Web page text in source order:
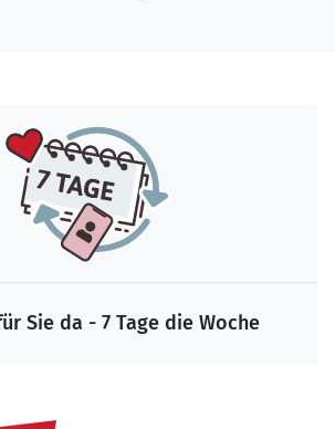
Sie da - 7 Tage die Woche